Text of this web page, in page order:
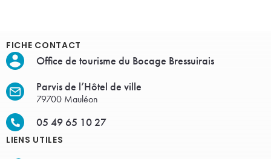
FICHE CONTACT
Office de tourisme du Bocage Bressuirais
Parvis de l’Hôtel de ville
79700 Mauléon
05 49 65 10 27
LIENS UTILES